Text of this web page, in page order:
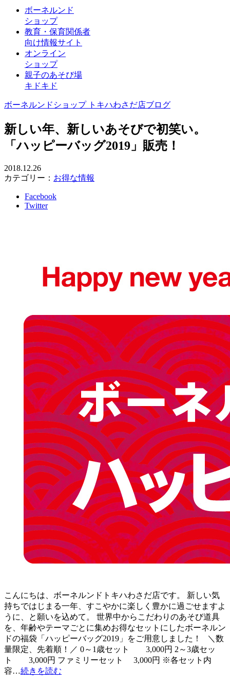
ボーネルンド
ショップ
教育・保育関係者
向け情報サイト
オンライン
ショップ
親子のあそび場
キドキド
ボーネルンドショップ トキハわさだ店ブログ
新しい年、新しいあそびで初笑い。
「ハッピーバッグ2019」販売！
2018.12.26
カテゴリー： お得な情報
Facebook
Twitter
こんにちは、ボーネルンドトキハわさだ店です。 新しい気
持ちではじまる一年、すこやかに楽しく豊かに過ごせますよ
うに、と願いを込めて。 世界中からこだわりのあそび道具
を、年齢やテーマごとに集めお得なセットにしたボーネルン
ドの福袋「ハッピーバッグ2019」をご用意しました！ ＼数
量限定、先着順！／ 0～1歳セット 3,000円 2～3歳セッ
ト 3,000円 ファミリーセット 3,000円 ※各セット内
容…続きを読む